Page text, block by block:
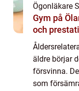
Ögonläkare
Gym på Öland träning för
och
äldre börjar
försvinna.
som